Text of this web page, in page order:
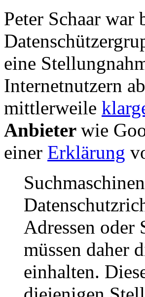
Peter Schaar
eine
Internetnutzern
mittlerweile
Anbieter wie
einer Erklärung
Adressen oder
müssen daher
einhalten.